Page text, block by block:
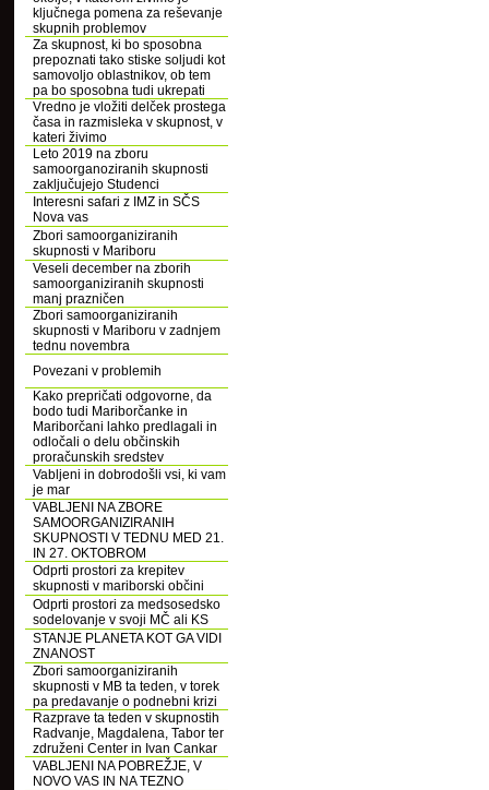
ključnega pomena za reševanje
skupnih problemov
Za skupnost, ki bo sposobna
prepoznati tako stiske soljudi kot
samovoljo oblastnikov, ob tem
pa bo sposobna tudi ukrepati
Vredno je vložiti delček prostega
časa in razmisleka v skupnost, v
kateri živimo
Leto 2019 na zboru
samoorganoziranih skupnosti
zaključujejo Studenci
Interesni safari z IMZ in SČS
Nova vas
Zbori samoorganiziranih
skupnosti v Mariboru
Veseli december na zborih
samoorganiziranih skupnosti
manj prazničen
Zbori samoorganiziranih
skupnosti v Mariboru v zadnjem
tednu novembra
Povezani v problemih
Kako prepričati odgovorne, da
bodo tudi Mariborčanke in
Mariborčani lahko predlagali in
odločali o delu občinskih
proračunskih sredstev
Vabljeni in dobrodošli vsi, ki vam
je mar
VABLJENI NA ZBORE
SAMOORGANIZIRANIH
SKUPNOSTI V TEDNU MED 21.
IN 27. OKTOBROM
Odprti prostori za krepitev
skupnosti v mariborski občini
Odprti prostori za medsosedsko
sodelovanje v svoji MČ ali KS
STANJE PLANETA KOT GA VIDI
ZNANOST
Zbori samoorganiziranih
skupnosti v MB ta teden, v torek
pa predavanje o podnebni krizi
Razprave ta teden v skupnostih
Radvanje, Magdalena, Tabor ter
združeni Center in Ivan Cankar
VABLJENI NA POBREŽJE, V
NOVO VAS IN NA TEZNO